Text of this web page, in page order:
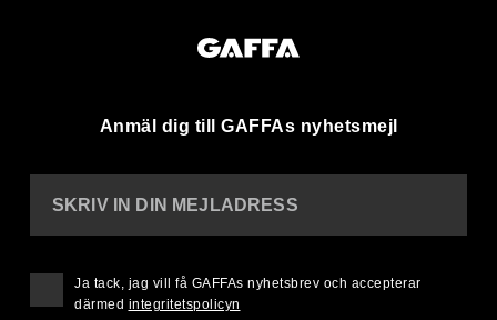
Anmäl dig till GAFFAs nyhetsmejl
SKRIV IN DIN MEJLADRESS
Ja tack, jag vill få GAFFAs nyhetsbrev och accepterar
därmed integritetspolicyn